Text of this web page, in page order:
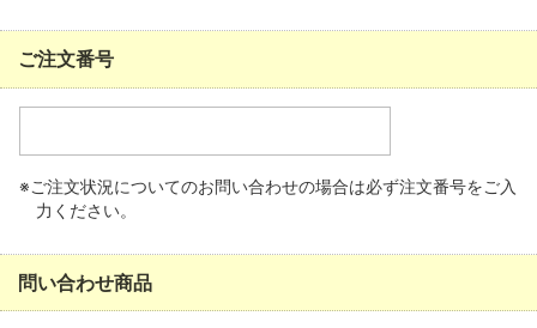
ご注文番号
※ご注文状況についてのお問い合わせの場合は必ず注文番号をご入
力ください。
問い合わせ商品